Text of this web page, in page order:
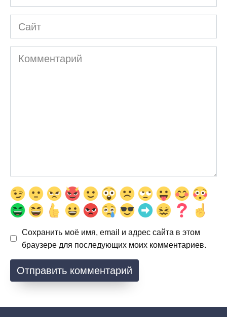
*
Сайт
Комментарий
Сохранить моё имя, email и адрес сайта в этом
браузере для последующих моих комментариев.